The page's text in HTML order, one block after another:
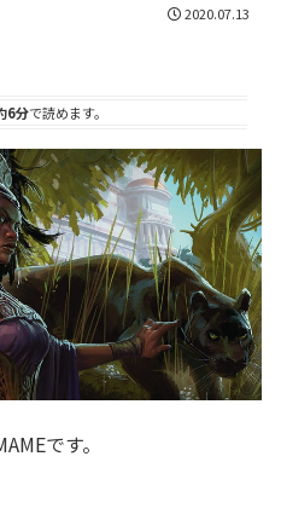
2020.07.13
6分で読めます。
です。